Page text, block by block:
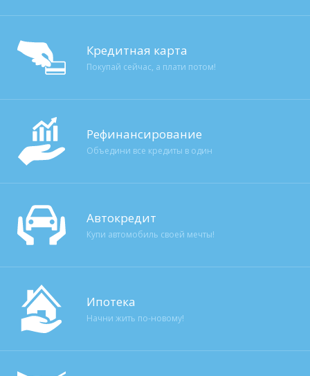
Кредитная карта
Покупай сейчас, а плати потом!
Рефинансирование
Объедини все кредиты в один
Автокредит
Купи автомобиль своей мечты!
Ипотека
Начни жить по-новому!